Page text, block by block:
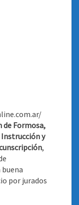
de Formosa,
y
,
buena
por jurados